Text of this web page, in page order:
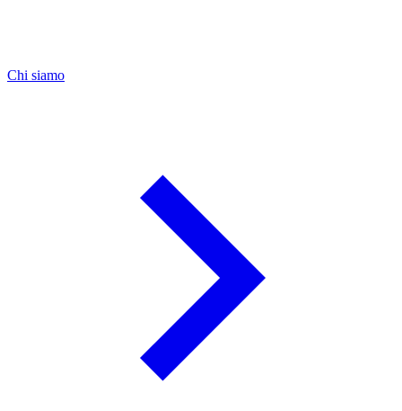
Chi siamo